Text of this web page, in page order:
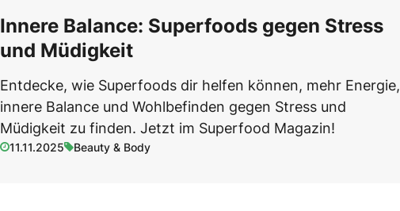
Innere Balance: Superfoods gegen Stress
und Müdigkeit
Entdecke, wie Superfoods dir helfen können, mehr Energie,
innere Balance und Wohlbefinden gegen Stress und
Müdigkeit zu finden. Jetzt im Superfood Magazin!
11.11.2025 Beauty & Body